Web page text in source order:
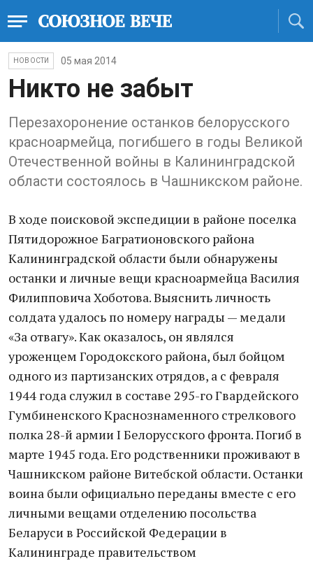
НОВОСТИ 05 мая 2014
Никто не забыт
Перезахоронение останков белорусского
красноармейца, погибшего в годы Великой
Отечественной войны в Калининградской
области состоялось в Чашникском районе.
В ходе поисковой экспедиции в районе поселка
Пятидорожное Багратионовского района
Калининградской области были обнаружены
останки и личные вещи красноармейца Василия
Филипповича Хоботова. Выяснить личность
солдата удалось по номеру награды — медали
«За отвагу». Как оказалось, он являлся
уроженцем Городокского района, был бойцом
одного из партизанских отрядов, а с февраля
1944 года служил в составе 295-го Гвардейского
Гумбиненского Краснознаменного стрелкового
полка 28-й армии I Белорусского фронта. Погиб в
марте 1945 года. Его родственники проживают в
Чашникском районе Витебской области. Останки
воина были официально переданы вместе с его
личными вещами отделению посольства
Беларуси в Российской Федерации в
Калининграде правительством